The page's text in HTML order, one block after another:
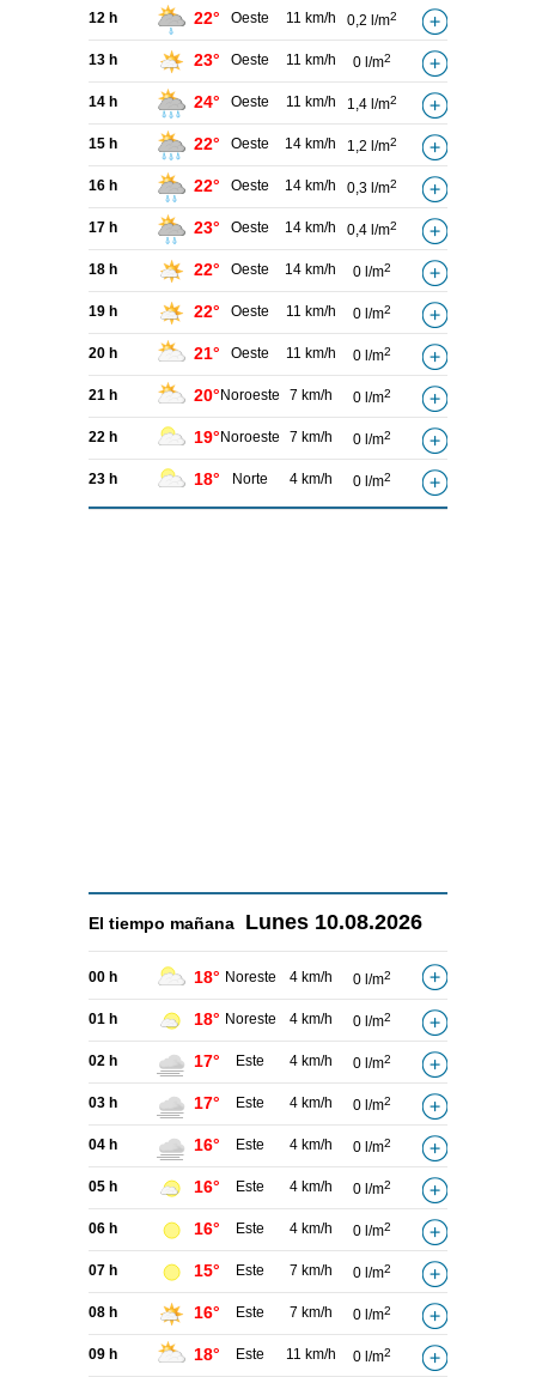
12 h 22° Oeste 11 km/h 0,2 l/m2
13 h 23° Oeste 11 km/h 0 l/m2
14 h 24° Oeste 11 km/h 1,4 l/m2
15 h 22° Oeste 14 km/h 1,2 l/m2
16 h 22° Oeste 14 km/h 0,3 l/m2
17 h 23° Oeste 14 km/h 0,4 l/m2
18 h 22° Oeste 14 km/h 0 l/m2
19 h 22° Oeste 11 km/h 0 l/m2
20 h 21° Oeste 11 km/h 0 l/m2
21 h 20° Noroeste 7 km/h 0 l/m2
22 h 19° Noroeste 7 km/h 0 l/m2
23 h 18° Norte 4 km/h 0 l/m2
El tiempo mañana Lunes 10.08.2026
00 h 18° Noreste 4 km/h 0 l/m2
01 h 18° Noreste 4 km/h 0 l/m2
02 h 17° Este 4 km/h 0 l/m2
03 h 17° Este 4 km/h 0 l/m2
04 h 16° Este 4 km/h 0 l/m2
05 h 16° Este 4 km/h 0 l/m2
06 h 16° Este 4 km/h 0 l/m2
07 h 15° Este 7 km/h 0 l/m2
08 h 16° Este 7 km/h 0 l/m2
09 h 18° Este 11 km/h 0 l/m2